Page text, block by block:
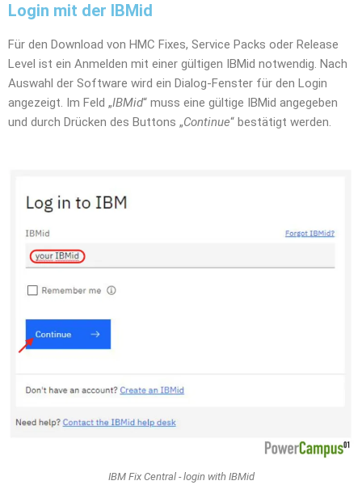
Login mit der IBMid
Für den Download von HMC Fixes, Service Packs oder Release
Level ist ein Anmelden mit einer gültigen IBMid notwendig. Nach
Auswahl der Software wird ein Dialog-Fenster für den Login
angezeigt. Im Feld „IBMid“ muss eine gültige IBMid angegeben
und durch Drücken des Buttons „Continue“ bestätigt werden.
IBM Fix Central - login with IBMid